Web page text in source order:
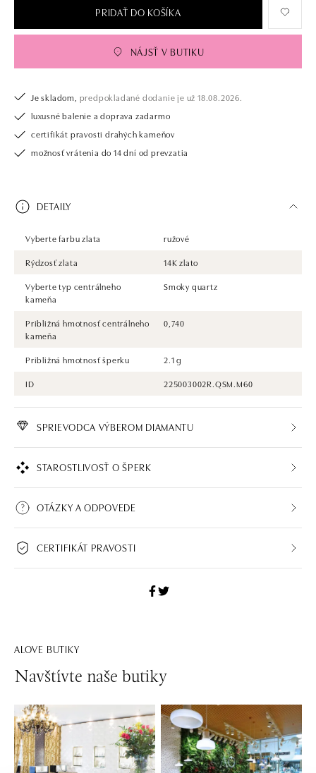
PRIDAŤ DO KOŠÍKA
NÁJSŤ V BUTIKU
Je skladom, predpokladané dodanie je už 18.08.2026.
luxusné balenie a doprava zadarmo
certifikát pravosti drahých kameňov
možnosť vrátenia do 14 dní od prevzatia
DETAILY
Vyberte farbu zlata
ružové
Rýdzosť zlata
14K zlato
Vyberte typ centrálneho
kameňa
Smoky quartz
Približná hmotnosť centrálneho
kameňa
0,740
Približná hmotnosť šperku
2.1 g
ID
225003002R.QSM.M60
SPRIEVODCA VÝBEROM DIAMANTU
STAROSTLIVOSŤ O ŠPERK
OTÁZKY A ODPOVEDE
CERTIFIKÁT PRAVOSTI
ALOVE BUTIKY
Navštívte naše butiky